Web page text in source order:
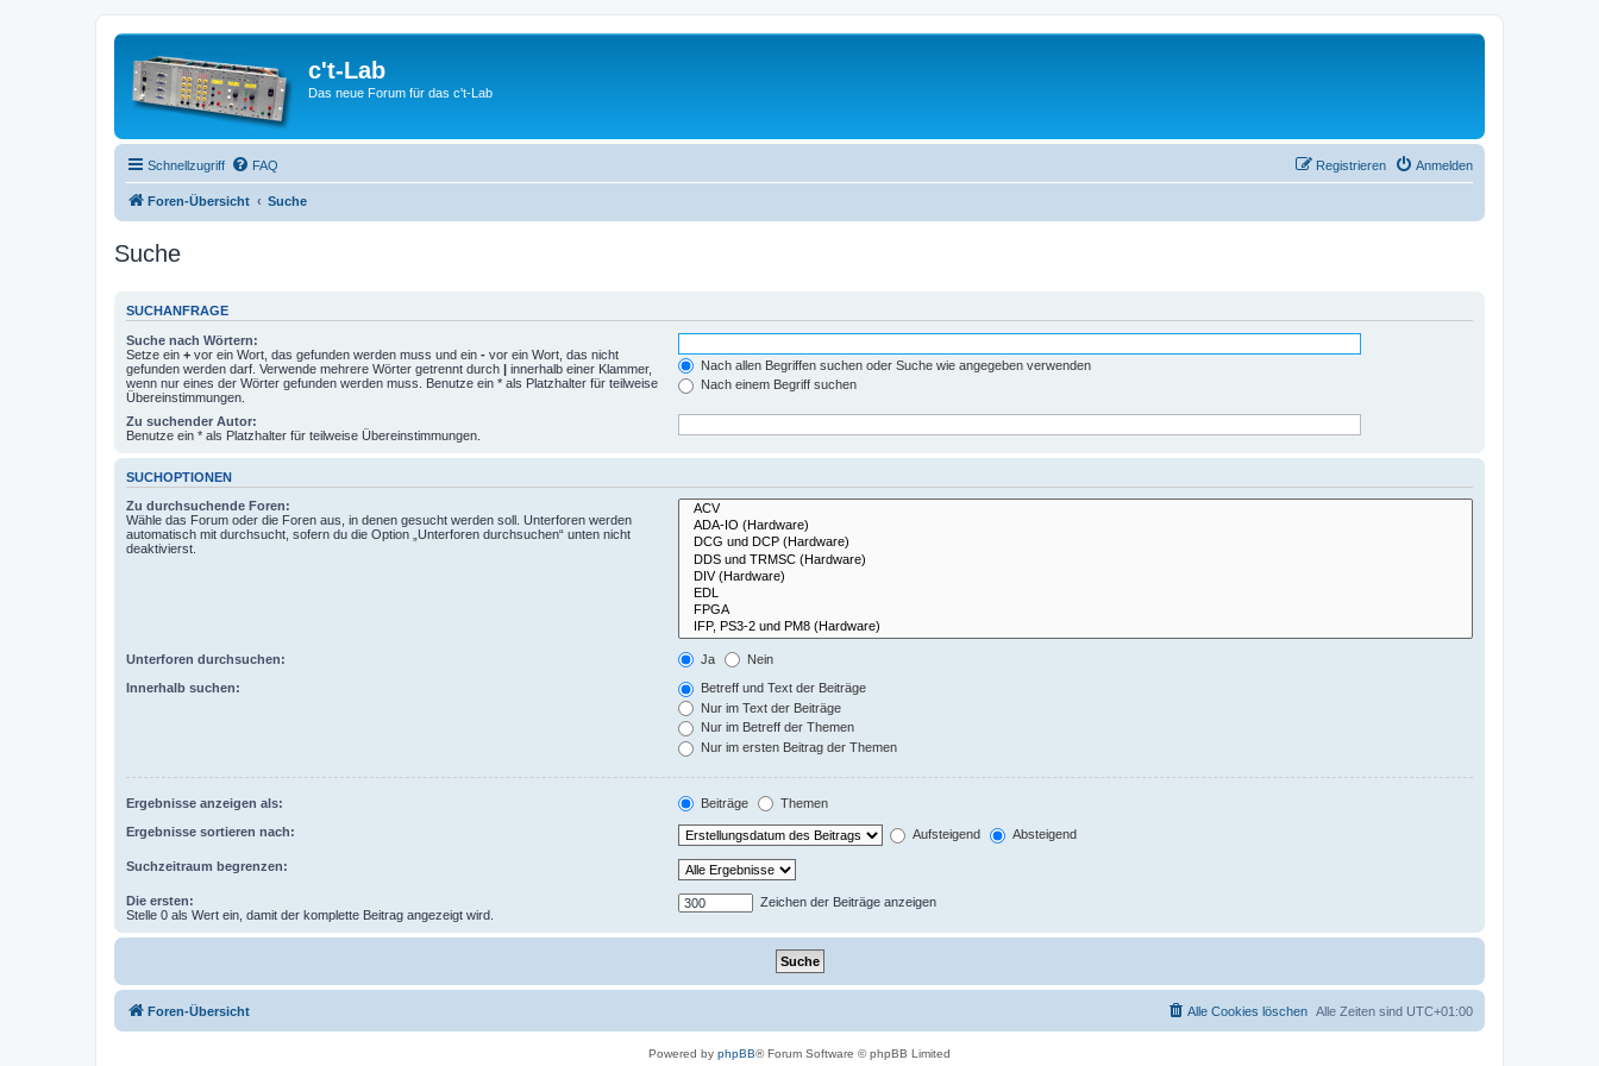
c't-Lab
Das neue Forum für das c't-Lab
Schnellzugriff FAQ Anmelden
Registrieren
Foren-Übersicht Suche
Suche
SUCHANFRAGE
Suche nach Wörtern:
Setze ein + vor ein Wort, das gefunden werden muss und ein - vor ein Wort, das nicht
gefunden werden darf. Verwende mehrere Wörter getrennt durch | innerhalb einer Klammer,
wenn nur eines der Wörter gefunden werden muss. Benutze ein * als Platzhalter für teilweise
Übereinstimmungen.
Nach allen Begriffen suchen oder Suche wie angegeben verwenden
Nach einem Begriff suchen
Zu suchender Autor:
Benutze ein * als Platzhalter für teilweise Übereinstimmungen.
SUCHOPTIONEN
Zu durchsuchende Foren:
Wähle das Forum oder die Foren aus, in denen gesucht werden soll. Unterforen werden
automatisch mit durchsucht, sofern du die Option „Unterforen durchsuchen“ unten nicht
deaktivierst.
Unterforen durchsuchen: Ja Nein
Innerhalb suchen:
Betreff und Text der Beiträge
Nur im Text der Beiträge
Nur im Betreff der Themen
Nur im ersten Beitrag der Themen
Ergebnisse anzeigen als: Beiträge Themen
Ergebnisse sortieren nach: Aufsteigend Absteigend
Suchzeitraum begrenzen:
Die ersten:
Stelle 0 als Wert ein, damit der komplette Beitrag angezeigt wird.
Zeichen der Beiträge anzeigen
Foren-Übersicht Alle Zeiten sind UTC+01:00
Alle Cookies löschen
Powered by phpBB® Forum Software © phpBB Limited